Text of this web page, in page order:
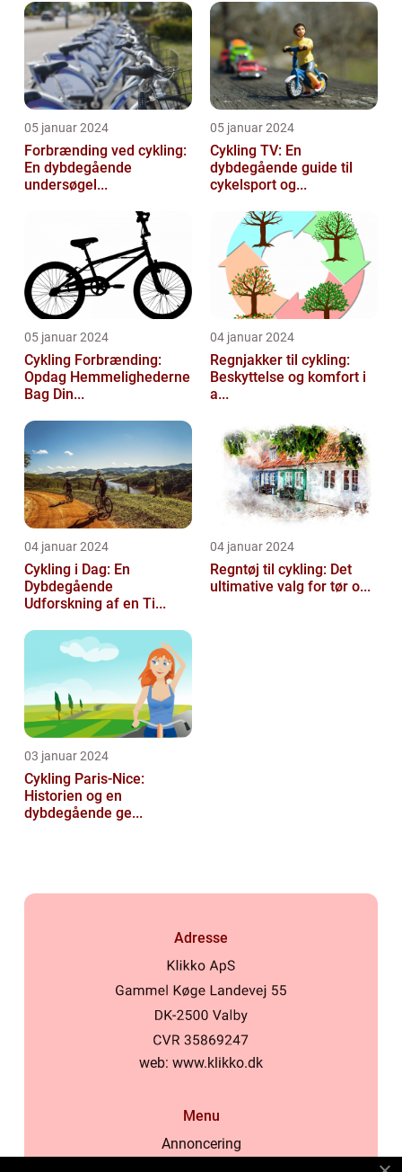
05 januar 2024
Forbrænding ved cykling:
En dybdegående
undersøgel...
05 januar 2024
Cykling TV: En
dybdegående guide til
cykelsport og...
05 januar 2024
Cykling Forbrænding:
Opdag Hemmelighederne
Bag Din...
04 januar 2024
Regnjakker til cykling:
Beskyttelse og komfort i
a...
04 januar 2024
Cykling i Dag: En
Dybdegående
Udforskning af en Ti...
04 januar 2024
Regntøj til cykling: Det
ultimative valg for tør o...
03 januar 2024
Cykling Paris-Nice:
Historien og en
dybdegående ge...
Adresse
web: www.klikko.dk
Menu
Annoncering